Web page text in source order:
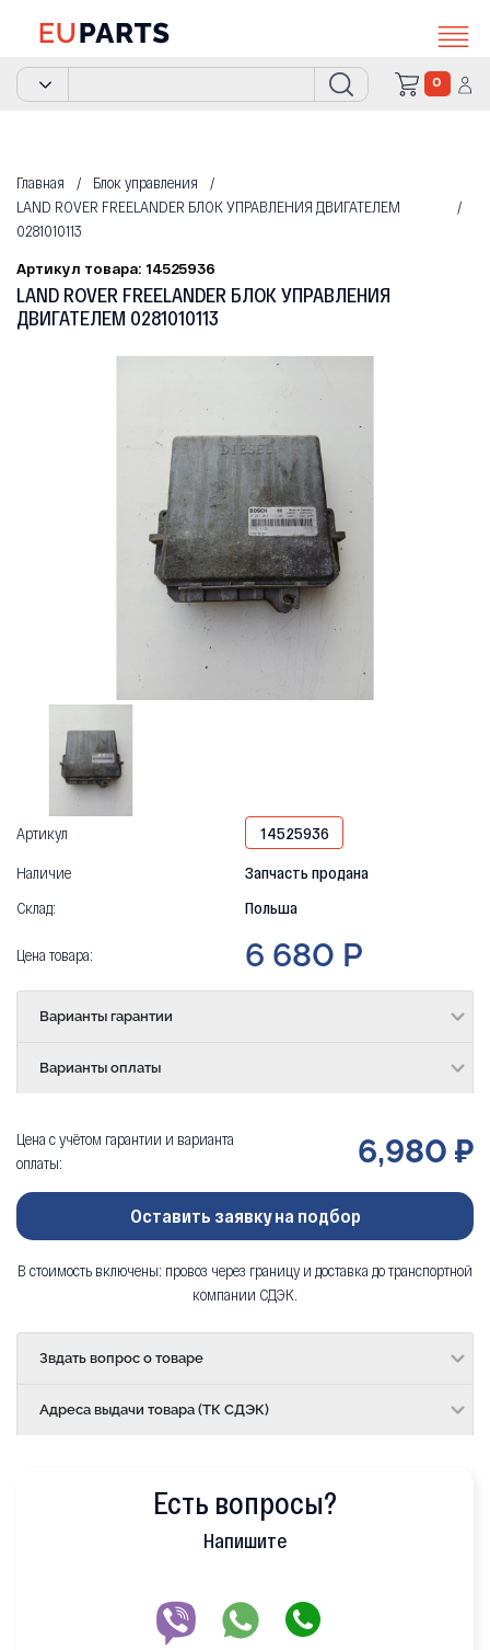
0
Главная
Блок управления
LAND ROVER FREELANDER БЛОК УПРАВЛЕНИЯ ДВИГАТЕЛЕМ
0281010113
Артикул товара: 14525936
LAND ROVER FREELANDER БЛОК УПРАВЛЕНИЯ
ДВИГАТЕЛЕМ 0281010113
Артикул
14525936
Наличие
Запчасть продана
Склад:
Польша
Цена товара: 6 680 Р
Варианты гарантии
Варианты оплаты
Цена с учётом гарантии и варианта
оплаты:
6,980 ₽
Оставить заявку на подбор
В стоимость включены: провоз через границу и доставка до транспортной
компании СДЭК.
Звдать вопрос о товаре
Адреса выдачи товара (ТК СДЭК)
Есть вопросы?
Напишите